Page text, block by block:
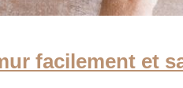
facilement et